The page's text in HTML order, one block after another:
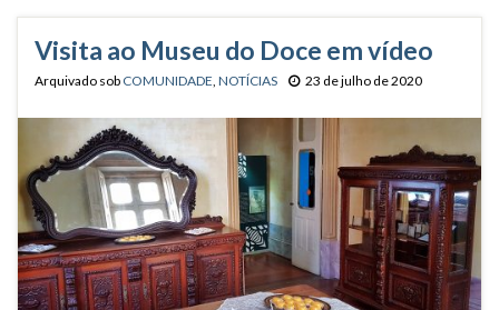
Visita ao Museu do Doce em vídeo
Arquivado sob COMUNIDADE NOTÍCIAS 23 de julho de 2020